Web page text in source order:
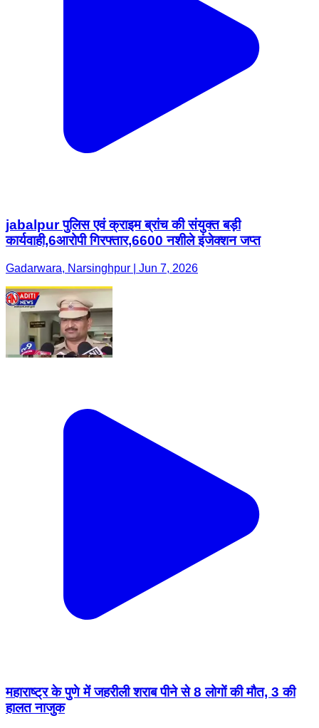
jabalpur पुलिस एवं क्राइम ब्रांच की संयुक्त बड़ी
कार्यवाही,6आरोपी गिरफ्तार,6600 नशीले इंजेक्शन जप्त
Gadarwara, Narsinghpur | Jun 7, 2026
महाराष्ट्र के पुणे में जहरीली शराब पीने से 8 लोगों की मौत, 3 की
हालत नाजुक